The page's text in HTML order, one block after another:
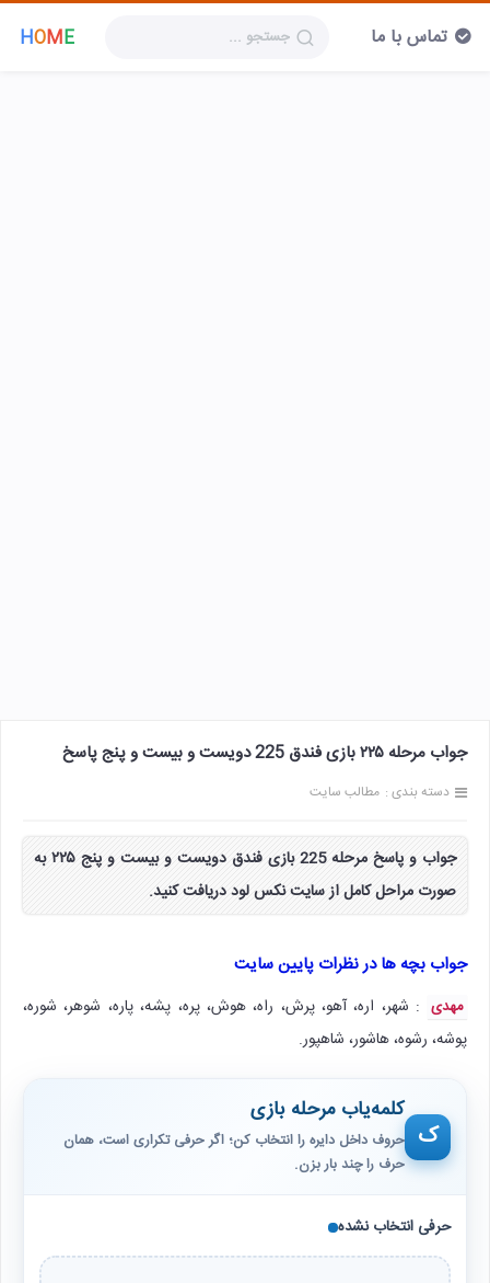
HOME تماس با ما
جواب مرحله ۲۲۵ بازی فندق 225 دویست و بیست و پنج پاسخ
دسته بندی : مطالب سایت
جواب و پاسخ مرحله 225 بازی فندق دویست و بیست و پنج ۲۲۵ به
صورت مراحل کامل از سایت نکس لود دریافت کنید.
جواب بچه ها در نظرات پایین سایت
مهدی : شهر، اره، آهو، پرش، راه، هوش، پره، پشه، پاره، شوهر، شوره،
پوشه، رشوه، هاشور، شاهپور.
ک
کلمه‌یاب مرحله بازی
حروف داخل دایره را انتخاب کن؛ اگر حرفی تکراری است، همان
حرف را چند بار بزن.
حرفی انتخاب نشده